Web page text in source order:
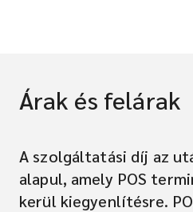
Árak és felárak
A szolgáltatási díj az
alapul, amely POS
kerül kiegyenlítésre.